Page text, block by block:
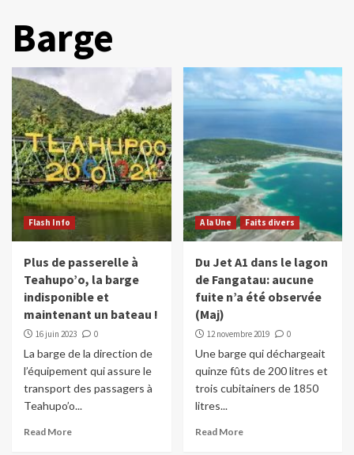
Barge
Flash Info
Plus de passerelle à
Teahupo’o, la barge
indisponible et
maintenant un bateau !
16 juin 2023 0
La barge de la direction de
l’équipement qui assure le
transport des passagers à
Teahupo’o...
Read More
A la Une Faits divers
Du Jet A1 dans le lagon
de Fangatau: aucune
fuite n’a été observée
(Maj)
12 novembre 2019 0
Une barge qui déchargeait
quinze fûts de 200 litres et
trois cubitainers de 1850
litres...
Read More